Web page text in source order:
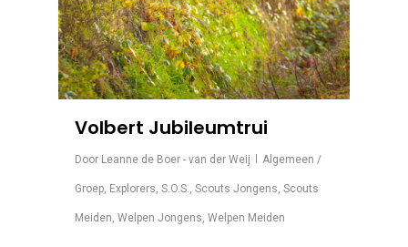
Volbert Jubileumtrui
Door Leanne de Boer - van der Weij Algemeen /
Groep, Explorers, S.O.S., Scouts Jongens, Scouts
Meiden, Welpen Jongens, Welpen Meiden